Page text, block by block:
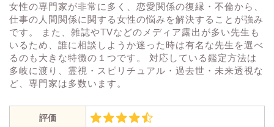
女性の専門家が非常に多く、恋愛関係の復縁・不倫から、
仕事の人間関係に関する女性の悩みを解決することが強み
です。 また、雑誌やTVなどのメディア露出が多い先生も
いるため、誰に相談しようか迷った時は有名な先生を選べ
るのも大きな特徴の１つです。 対応している鑑定方法は
多岐に渡り、霊視・スピリチュアル・過去世・未来透視な
ど、専門家は多数います。
評価